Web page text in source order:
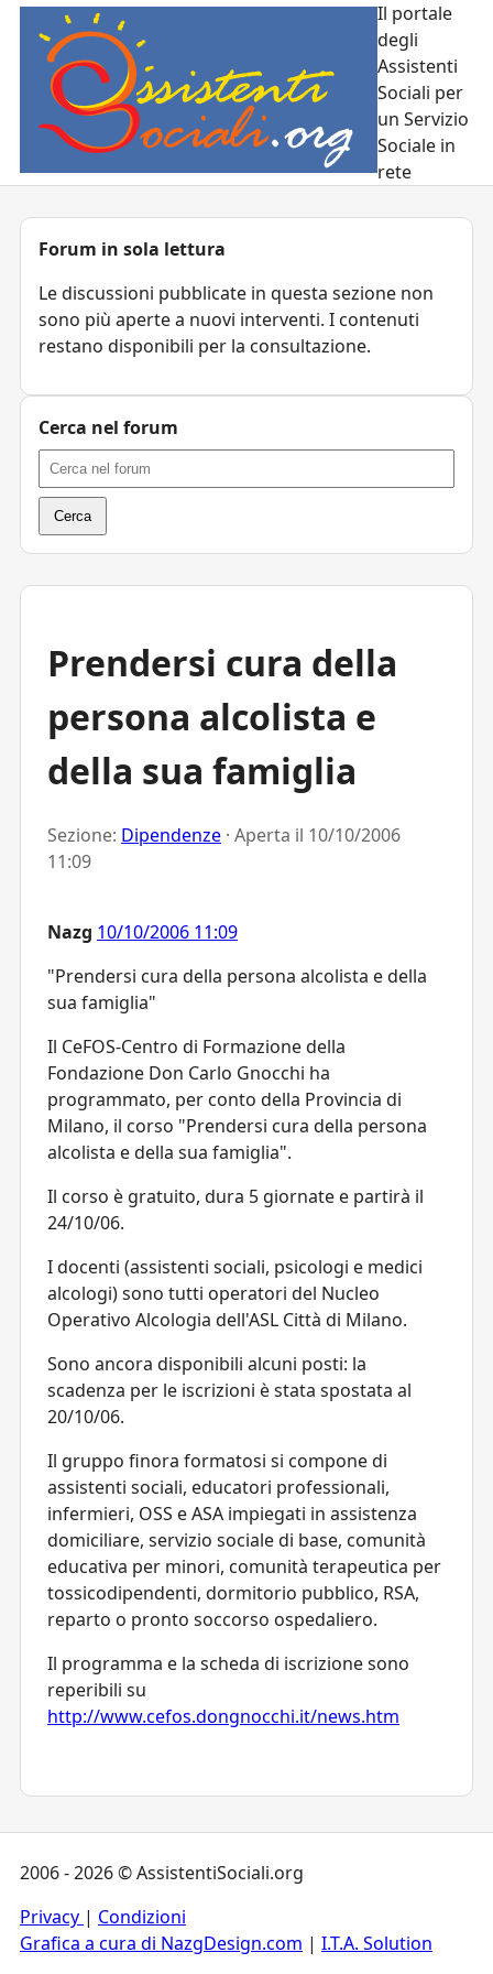
Il portale
degli
Assistenti
Sociali per
un Servizio
Sociale in
rete
Prendersi cura della
persona alcolista e
della sua famiglia
Sezione: Dipendenze · Aperta il 10/10/2006
11:09
Nazg 10/10/2006 11:09
"Prendersi cura della persona alcolista e della
sua famiglia"
Il CeFOS-Centro di Formazione della
Fondazione Don Carlo Gnocchi ha
programmato, per conto della Provincia di
Milano, il corso "Prendersi cura della persona
alcolista e della sua famiglia".
Il corso è gratuito, dura 5 giornate e partirà il
24/10/06.
I docenti (assistenti sociali, psicologi e medici
alcologi) sono tutti operatori del Nucleo
Operativo Alcologia dell'ASL Città di Milano.
Sono ancora disponibili alcuni posti: la
scadenza per le iscrizioni è stata spostata al
20/10/06.
Il gruppo finora formatosi si compone di
assistenti sociali, educatori professionali,
infermieri, OSS e ASA impiegati in assistenza
domiciliare, servizio sociale di base, comunità
educativa per minori, comunità terapeutica per
tossicodipendenti, dormitorio pubblico, RSA,
reparto o pronto soccorso ospedaliero.
Il programma e la scheda di iscrizione sono
reperibili su
http://www.cefos.dongnocchi.it/news.htm
Forum in sola lettura
Le discussioni pubblicate in questa sezione non
sono più aperte a nuovi interventi. I contenuti
restano disponibili per la consultazione.
Cerca nel forum
Cerca
2006 - 2026 © AssistentiSociali.org
Privacy | Condizioni
Grafica a cura di NazgDesign.com | I.T.A. Solution